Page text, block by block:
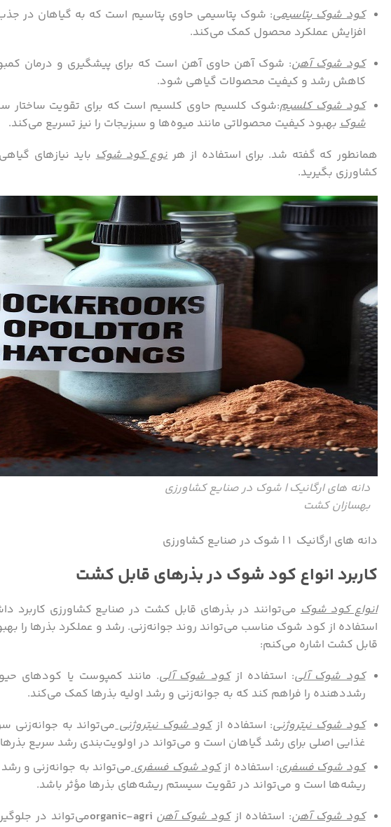
کود شوک پتاسیمی: شوک پتاسیمی حاوی پتاسیم است که به گیاهان در
افزایش عملکرد محصول کمک می‌کند.
کود شوک آهن: شوک آهن حاوی آهن است که برای پیشگیری و درمان
کاهش رشد و کیفیت محصولات گیاهی شود.
کود شوک کلسیم:شوک کلسیم حاوی کلسیم است که برای تقویت ساختار
شوکبهبود کیفیت محصولاتی مانند میوه‌ها و سبزیجات را نیز تسریع می‌کند.
همانطور که گفته شد. برای استفاده از هرنوع کود شوکباید نیازهای
کشاورزی بگیرید.
دانه های ارگانیک | شوک در صنایع کشاورزی
بهسازان کشت
دانه های ارگانیک ۱ | شوک در صنایع کشاورزی
کاربرد انواع کود شوک در بذرهای قابل کشت
انواع کود شوک می‌توانند در بذرهای قابل کشت در صنایع کشاورزی کاربرد
استفاده از کود شوک مناسب می‌تواند روند جوانه‌زنی. رشد و عملکرد بذرها را
قابل کشت اشاره می‌کنم:
کود شوک آلی: استفاده ازکود شوک آلی. مانند کمپوست یا کودهای
رشد‌دهنده را فراهم کند که به جوانه‌زنی و رشد اولیه بذرها کمک می‌کند.
کود شوک نیتروژنی: استفاده ازکود شوک نیتروژنیمی‌تواند به جوانه‌زنی
غذایی اصلی برای رشد گیاهان است و می‌تواند در اولویت‌بندی رشد سریع
کود شوک فسفری: استفاده ازکود شوک فسفریمی‌تواند به جوانه‌زنی و
ریشه‌ها است و می‌تواند در تقویت سیستم ریشه‌های بذرها مؤثر باشد.
کود شوک آهن: استفاده ازکود شوک آهن organic-agriمی‌تواند در